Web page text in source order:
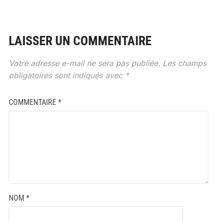
LAISSER UN COMMENTAIRE
Votre adresse e-mail ne sera pas publiée. Les champs
obligatoires sont indiqués avec *
COMMENTAIRE *
NOM *